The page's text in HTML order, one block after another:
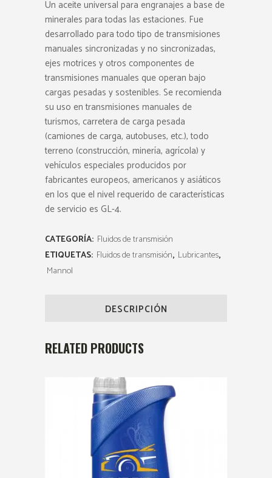
Un aceite universal para engranajes a base de
minerales para todas las estaciones. Fue
desarrollado para todo tipo de transmisiones
manuales sincronizadas y no sincronizadas,
ejes motrices y otros componentes de
transmisiones manuales que operan bajo
cargas pesadas y sostenibles. Se recomienda
su uso en transmisiones manuales de
turismos, carretera de carga pesada
(camiones de carga, autobuses, etc.), todo
terreno (construcción, minería, agrícola) y
vehículos especiales producidos por
fabricantes europeos, americanos y asiáticos
en los que el nivel requerido de características
de servicio es GL-4.
CATEGORÍA: Fluidos de transmisión
ETIQUETAS: Fluidos de transmisión, Lubricantes,
Mannol
DESCRIPCIÓN
RELATED PRODUCTS